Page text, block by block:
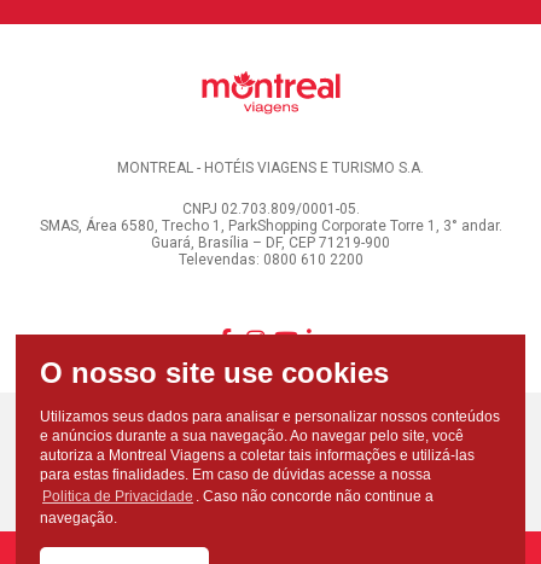
MONTREAL - HOTÉIS VIAGENS E TURISMO S.A.
CNPJ 02.703.809/0001-05.
SMAS, Área 6580, Trecho 1, ParkShopping Corporate Torre 1, 3° andar.
Guará, Brasília – DF, CEP 71219-900
Televendas: 0800 610 2200
Utilizamos seus dados para analisar e personalizar nossos conteúdos
e anúncios durante a sua navegação. Ao navegar pelo site, você
autoriza a Montreal Viagens a coletar tais informações e utilizá-las
para estas finalidades. Em caso de dúvidas acesse a nossa
Politica de Privacidade . Caso não concorde não continue a
navegação.